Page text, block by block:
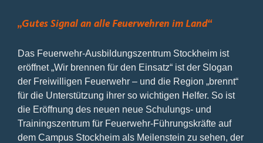
„Gutes Signal an alle Feuerwehren im Land“
Das Feuerwehr-Ausbildungszentrum Stockheim ist
eröffnet „Wir brennen für den Einsatz“ ist der Slogan
der Freiwilligen Feuerwehr – und die Region „brennt“
für die Unterstützung ihrer so wichtigen Helfer. So ist
die Eröffnung des neuen neue Schulungs- und
Trainingszentrum für Feuerwehr-Führungskräfte auf
dem Campus Stockheim als Meilenstein zu sehen, der